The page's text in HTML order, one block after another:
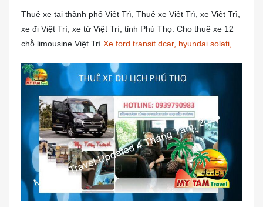
Thuê xe tại thành phố Việt Trì, Thuê xe Việt Trì, xe Việt Trì,
xe đi Việt Trì, xe từ Việt Trì, tỉnh Phú Thọ. Cho thuê xe 12
chỗ limousine Việt Trì Xe ford transit dcar, hyundai solati,…